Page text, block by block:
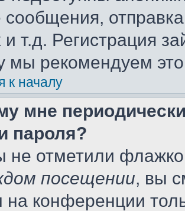
и т.д. Регистрация
мы рекомендуем
к началу
мне
пароля?
не отметили
посещении, вы
конференции